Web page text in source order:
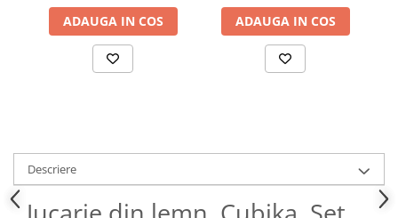
Tablite magetice si accesorii
Umidificatore
ADAUGA IN COS ADAUGA IN COS
Descriere